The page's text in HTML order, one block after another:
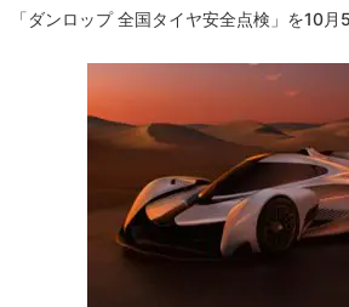
「ダンロップ 全国タイヤ安全点検」を10